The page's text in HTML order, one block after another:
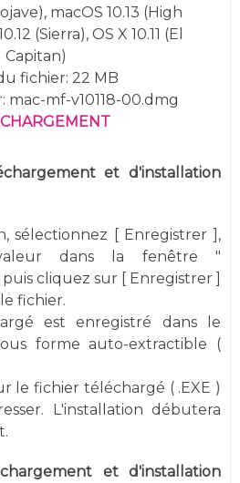
macOS 10.13 (High
(Sierra), OS X 10.11 (El
Capitan)
fichier: 22 MB
mac-mf-v10118-00.dmg
et d'installation
sélectionnez [ Enregistrer ],
dans la fenêtre "
cliquez sur [ Enregistrer ]
fichier.
est enregistré dans le
forme auto-extractible (
le fichier téléchargé ( .EXE )
L'installation débutera
et d'installation